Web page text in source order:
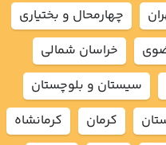
چهارمحال و بختياري
خراسان شمالي
سيستان و بلوچستان
كرمان
كرمانشاه